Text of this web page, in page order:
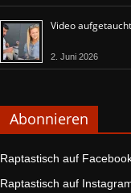
Video
2. Juni 2026
Abonnieren
Raptastisch auf
Raptastisch auf